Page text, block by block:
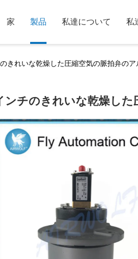
家 製品 私達について 私
きれいな乾燥した圧縮空気の脈拍弁のア
ンチのきれいな乾燥した